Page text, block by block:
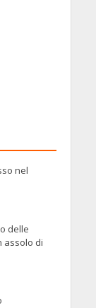
nel
delle
assolo di